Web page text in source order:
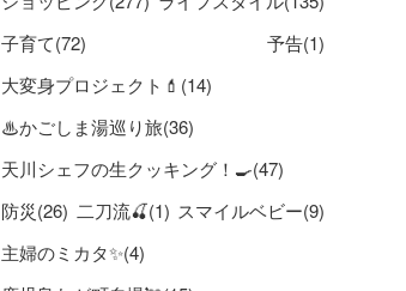
子育て(72)
予告(1)
大変身プロジェクト💄(14)
♨かごしま湯巡り旅(36)
天川シェフの生クッキング！🍳(47)
防災(26) 二刀流🍒(1) スマイルベビー(9)
主婦のミカタ✨(4)